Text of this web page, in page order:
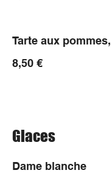
Tarte aux
8,50 €
Glaces
Dame blanche